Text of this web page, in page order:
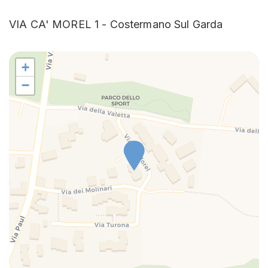
Cena non disponibile
Cucina
Cucina completa
Cucinino
Divano
Divano letto
Doccia
Estintore
Ferro da stiro
Fornelli
Forno a microonde
Frigorifero
Gabinetto
Internet ad alta velocità
VIA CA' MOREL 1 - Costermano Sul Garda
+
−